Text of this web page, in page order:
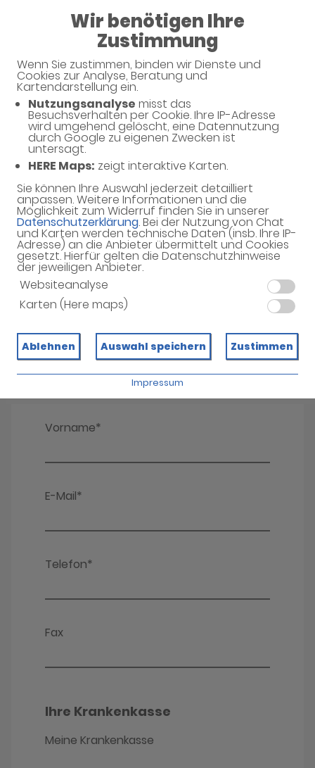
Wir benötigen Ihre
Zustimmung
Wenn Sie zustimmen, binden wir Dienste und
Cookies zur Analyse, Beratung und
Kartendarstellung ein.
Nutzungsanalyse misst das
Besuchsverhalten per Cookie. Ihre IP-Adresse
wird umgehend gelöscht, eine Datennutzung
durch Google zu eigenen Zwecken ist
untersagt.
HERE Maps: zeigt interaktive Karten.
Sie können Ihre Auswahl jederzeit detailliert
anpassen. Weitere Informationen und die
Möglichkeit zum Widerruf finden Sie in unserer
Datenschutzerklärung. Bei der Nutzung von Chat
und Karten werden technische Daten (insb. Ihre IP-
Adresse) an die Anbieter übermittelt und Cookies
gesetzt. Hierfür gelten die Datenschutzhinweise
der jeweiligen Anbieter.
Websiteanalyse
Karten (Here maps)
Ablehnen Auswahl speichern Zustimmen
Impressum
08:00 - 18:30
Thermen Apotheke
Unverbindliche Arzneimittel-
Reservierung
Thermen Apotheke
Am Bahnhof 7, 65812 Bad Soden
Eine Bearbeitung und Abholung der unverbindlichen
Arzneimittel-Reservierung ist nur während der
Öffnungszeiten möglich.